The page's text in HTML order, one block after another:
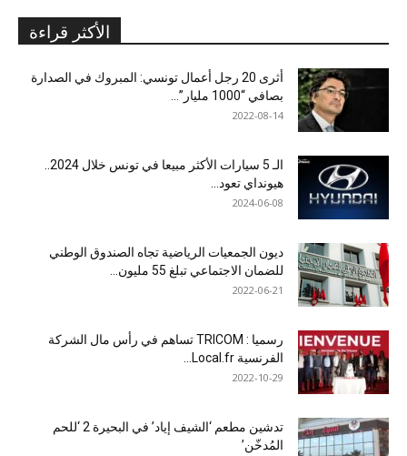
الأكثر قراءة
أثرى 20 رجل أعمال تونسي: المبروك في الصدارة
بصافي “1000 مليار”...
2022-08-14
هيونداي تعود...
2024-06-08
ديون الجمعيات الرياضية تجاه الصندوق الوطني
للضمان الاجتماعي تبلغ 55 مليون...
2022-06-21
رسميا : TRICOM تساهم في رأس مال الشركة
الفرنسية Local.fr...
2022-10-29
تدشين مطعم ‘الشيف إياد’ في البحيرة 2 ‘للحم
المُدخّن’